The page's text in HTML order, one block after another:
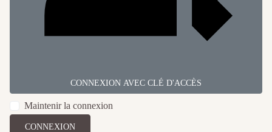
CONNEXION AVEC CLÉ D'ACCÈS
Maintenir la connexion
CONNEXION